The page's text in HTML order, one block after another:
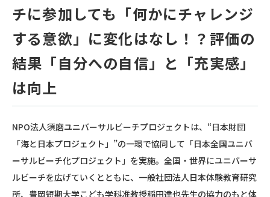
チに参加しても「何かにチャレンジ
する意欲」に変化はなし！？評価の
結果「自分への自信」と「充実感」
は向上
NPO法人須磨ユニバーサルビーチプロジェクトは、“日本財団
「海と日本プロジェクト」”の一環で協同して「日本全国ユニバ
ーサルビーチ化プロジェクト」を実施。全国・世界にユニバーサ
ルビーチを広げていくとともに、一般社団法人日本体験教育研究
所、豊岡短期大学こども学科准教授稲田達也先生の協力のもと体